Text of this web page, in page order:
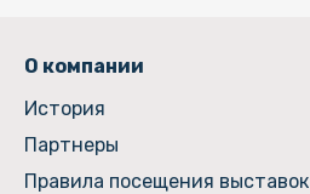
О компании
История
Партнеры
Правила посещения выставок